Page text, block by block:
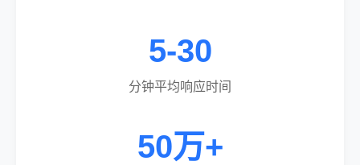
5-30
分钟平均响应时间
50万+